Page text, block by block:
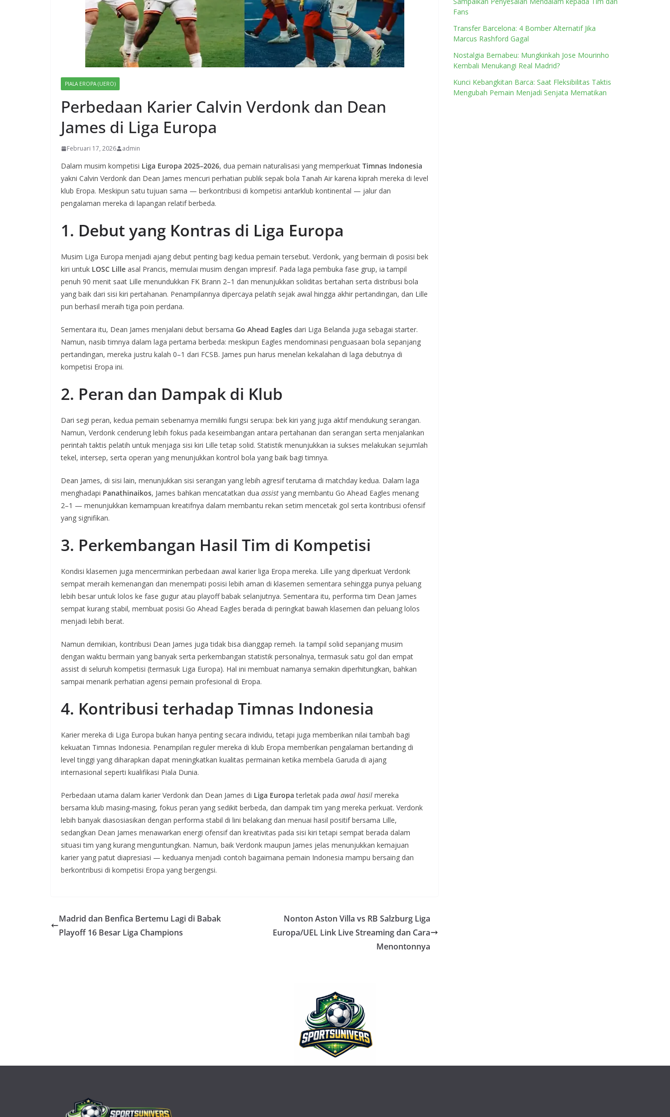
PIALA EROPA (UERO)
Perbedaan Karier Calvin Verdonk dan Dean
James di Liga Europa
Februari 17, 2026 admin
Dalam musim kompetisi Liga Europa 2025–2026, dua pemain naturalisasi yang memperkuat Timnas Indonesia
yakni Calvin Verdonk dan Dean James mencuri perhatian publik sepak bola Tanah Air karena kiprah mereka di level
klub Eropa. Meskipun satu tujuan sama — berkontribusi di kompetisi antarklub kontinental — jalur dan
pengalaman mereka di lapangan relatif berbeda.
1. Debut yang Kontras di Liga Europa
Musim Liga Europa menjadi ajang debut penting bagi kedua pemain tersebut. Verdonk, yang bermain di posisi bek
kiri untuk LOSC Lille asal Prancis, memulai musim dengan impresif. Pada laga pembuka fase grup, ia tampil
penuh 90 menit saat Lille menundukkan FK Brann 2–1 dan menunjukkan soliditas bertahan serta distribusi bola
yang baik dari sisi kiri pertahanan. Penampilannya dipercaya pelatih sejak awal hingga akhir pertandingan, dan Lille
pun berhasil meraih tiga poin perdana.
Sementara itu, Dean James menjalani debut bersama Go Ahead Eagles dari Liga Belanda juga sebagai starter.
Namun, nasib timnya dalam laga pertama berbeda: meskipun Eagles mendominasi penguasaan bola sepanjang
pertandingan, mereka justru kalah 0–1 dari FCSB. James pun harus menelan kekalahan di laga debutnya di
kompetisi Eropa ini.
2. Peran dan Dampak di Klub
Dari segi peran, kedua pemain sebenarnya memiliki fungsi serupa: bek kiri yang juga aktif mendukung serangan.
Namun, Verdonk cenderung lebih fokus pada keseimbangan antara pertahanan dan serangan serta menjalankan
perintah taktis pelatih untuk menjaga sisi kiri Lille tetap solid. Statistik menunjukkan ia sukses melakukan sejumlah
tekel, intersep, serta operan yang menunjukkan kontrol bola yang baik bagi timnya.
Dean James, di sisi lain, menunjukkan sisi serangan yang lebih agresif terutama di matchday kedua. Dalam laga
menghadapi Panathinaikos, James bahkan mencatatkan dua assist yang membantu Go Ahead Eagles menang
2–1 — menunjukkan kemampuan kreatifnya dalam membantu rekan setim mencetak gol serta kontribusi ofensif
yang signifikan.
3. Perkembangan Hasil Tim di Kompetisi
Kondisi klasemen juga mencerminkan perbedaan awal karier liga Eropa mereka. Lille yang diperkuat Verdonk
sempat meraih kemenangan dan menempati posisi lebih aman di klasemen sementara sehingga punya peluang
lebih besar untuk lolos ke fase gugur atau playoff babak selanjutnya. Sementara itu, performa tim Dean James
sempat kurang stabil, membuat posisi Go Ahead Eagles berada di peringkat bawah klasemen dan peluang lolos
menjadi lebih berat.
Namun demikian, kontribusi Dean James juga tidak bisa dianggap remeh. Ia tampil solid sepanjang musim
dengan waktu bermain yang banyak serta perkembangan statistik personalnya, termasuk satu gol dan empat
assist di seluruh kompetisi (termasuk Liga Europa). Hal ini membuat namanya semakin diperhitungkan, bahkan
sampai menarik perhatian agensi pemain profesional di Eropa.
4. Kontribusi terhadap Timnas Indonesia
Karier mereka di Liga Europa bukan hanya penting secara individu, tetapi juga memberikan nilai tambah bagi
kekuatan Timnas Indonesia. Penampilan reguler mereka di klub Eropa memberikan pengalaman bertanding di
level tinggi yang diharapkan dapat meningkatkan kualitas permainan ketika membela Garuda di ajang
internasional seperti kualifikasi Piala Dunia.
Perbedaan utama dalam karier Verdonk dan Dean James di Liga Europa terletak pada awal hasil mereka
bersama klub masing‑masing, fokus peran yang sedikit berbeda, dan dampak tim yang mereka perkuat. Verdonk
lebih banyak diasosiasikan dengan performa stabil di lini belakang dan menuai hasil positif bersama Lille,
sedangkan Dean James menawarkan energi ofensif dan kreativitas pada sisi kiri tetapi sempat berada dalam
situasi tim yang kurang menguntungkan. Namun, baik Verdonk maupun James jelas menunjukkan kemajuan
karier yang patut diapresiasi — keduanya menjadi contoh bagaimana pemain Indonesia mampu bersaing dan
berkontribusi di kompetisi Eropa yang bergengsi.
Madrid dan Benfica Bertemu Lagi di Babak
Playoff 16 Besar Liga Champions
Nonton Aston Villa vs RB Salzburg Liga
Europa/UEL Link Live Streaming dan Cara
Menontonnya
Fans
Transfer Barcelona: 4 Bomber Alternatif Jika
Marcus Rashford Gagal
Nostalgia Bernabeu: Mungkinkah Jose Mourinho
Kembali Menukangi Real Madrid?
Kunci Kebangkitan Barca: Saat Fleksibilitas Taktis
Mengubah Pemain Menjadi Senjata Mematikan